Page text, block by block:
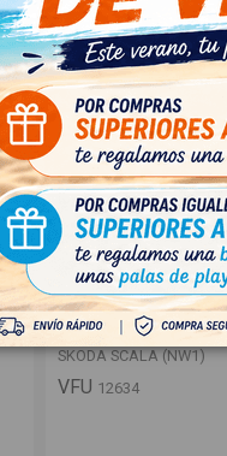
SKODA SCALA (NW1)
SKODA SCALA (NW1)
VFU 12634